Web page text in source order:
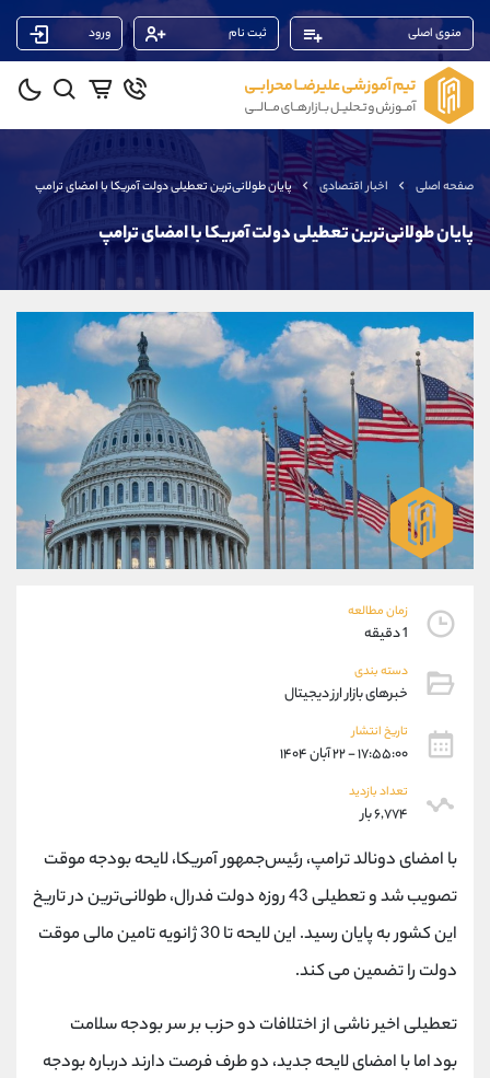
منوی اصلی ثبت نام ورود
صفحه اصلی اخبار اقتصادی پایان طولانی‌ترین تعطیلی دولت آمریکا با امضای ترامپ
پایان طولانی‌ترین تعطیلی دولت آمریکا با امضای ترامپ
زمان مطالعه
1 دقیقه
دسته بندی
خبرهای بازار ارز دیجیتال
تاریخ انتشار
۱۷:۵۵:۰۰ - ۲۲ آبان ۱۴۰۴
تعداد بازدید
۶,۷۷۴ بار
با امضای دونالد ترامپ، رئیس‌جمهور آمریکا، لایحه بودجه موقت
تصویب شد و تعطیلی 43 روزه دولت فدرال، طولانی‌ترین در تاریخ
این کشور به پایان رسید. این لایحه تا 30 ژانویه تامین مالی موقت
دولت را تضمین می کند.
تعطیلی اخیر ناشی از اختلافات دو حزب بر سر بودجه سلامت
بود اما با امضای لایحه جدید، دو طرف فرصت دارند درباره بودجه
پشتیبان فروش (محسن یزدی)
موبایل 09304891085
شروع گفتگو
تلگرام @Armteam_admin_103
داخلی
موبایل 09194198792
واتساپ شروع گفتگو
تلگرام @Armteam_admin_33
داخلی 118
پشتیبان فروش (فائزه تهرانی)
موبایل 09101364784
واتساپ شروع گفتگو
تلگرام @Armteam_admin_104
پشتیبان فروش
موبایل
واتساپ
تلگرام
داخلی
اطلاعات تماس
تلفن 021-22021030
بدون پیش شماره 90001030
اینستاگرام @alireza.mehrabii
کانال تلگرام